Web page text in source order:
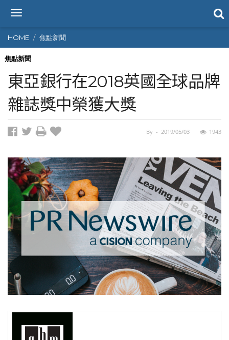
T
g
g
l
n
a
v
i
g
o
n
HOME 焦點新聞
焦點新聞
東亞銀行在2018英國全球品牌
雜誌獎中榮獲大獎
By - 2019/05/03 1943